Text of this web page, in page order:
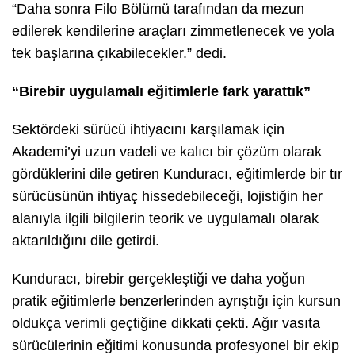
“Daha sonra Filo Bölümü tarafından da mezun
edilerek kendilerine araçları zimmetlenecek ve yola
tek başlarına çıkabilecekler.” dedi.
“Birebir uygulamalı eğitimlerle fark yarattık”
Sektördeki sürücü ihtiyacını karşılamak için
Akademi’yi uzun vadeli ve kalıcı bir çözüm olarak
gördüklerini dile getiren Kunduracı, eğitimlerde bir tır
sürücüsünün ihtiyaç hissedebileceği, lojistiğin her
alanıyla ilgili bilgilerin teorik ve uygulamalı olarak
aktarıldığını dile getirdi.
Kunduracı, birebir gerçekleştiği ve daha yoğun
pratik eğitimlerle benzerlerinden ayrıştığı için kursun
oldukça verimli geçtiğine dikkati çekti. Ağır vasıta
sürücülerinin eğitimi konusunda profesyonel bir ekip